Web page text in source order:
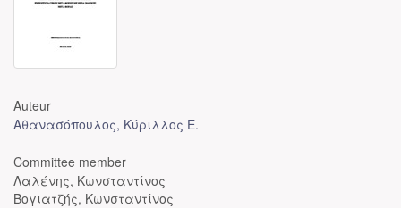
Auteur
Αθανασόπουλος, Κύριλλος Ε.
Committee member
Λαλένης, Κωνσταντίνος
Βογιατζής, Κωνσταντίνος